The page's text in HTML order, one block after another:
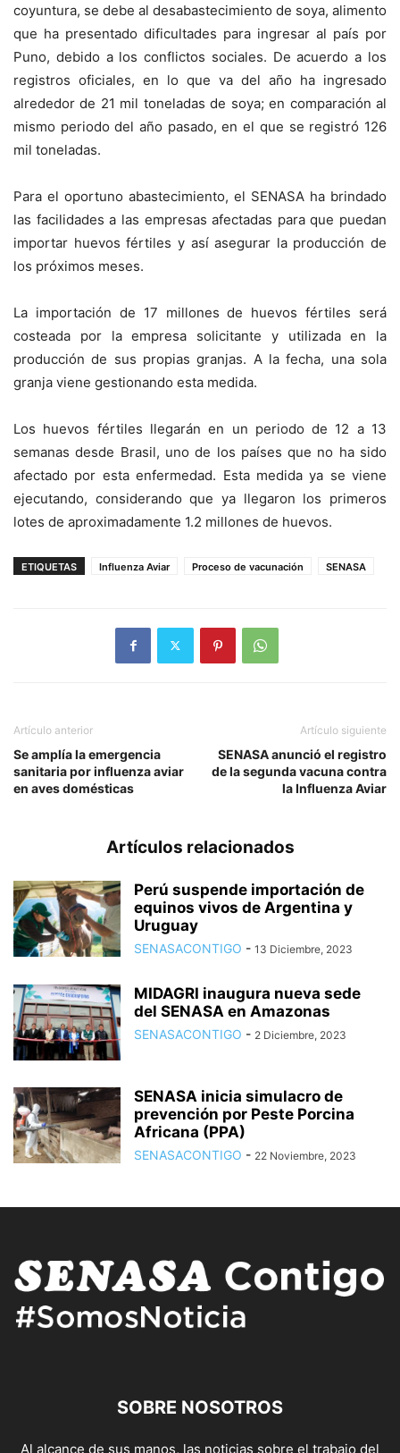
coyuntura, se debe al desabastecimiento de soya, alimento
que ha presentado dificultades para ingresar al país por
Puno, debido a los conflictos sociales. De acuerdo a los
registros oficiales, en lo que va del año ha ingresado
alrededor de 21 mil toneladas de soya; en comparación al
mismo periodo del año pasado, en el que se registró 126
mil toneladas.
Para el oportuno abastecimiento, el SENASA ha brindado
las facilidades a las empresas afectadas para que puedan
importar huevos fértiles y así asegurar la producción de
los próximos meses.
La importación de 17 millones de huevos fértiles será
costeada por la empresa solicitante y utilizada en la
producción de sus propias granjas. A la fecha, una sola
granja viene gestionando esta medida.
Los huevos fértiles llegarán en un periodo de 12 a 13
semanas desde Brasil, uno de los países que no ha sido
afectado por esta enfermedad. Esta medida ya se viene
ejecutando, considerando que ya llegaron los primeros
lotes de aproximadamente 1.2 millones de huevos.
ETIQUETAS Influenza Aviar Proceso de vacunación SENASA
Artículo anterior
Se amplía la emergencia
sanitaria por influenza aviar
en aves domésticas
Artículo siguiente
SENASA anunció el registro
de la segunda vacuna contra
la Influenza Aviar
Artículos relacionados
Perú suspende importación de
equinos vivos de Argentina y
Uruguay
SENASACONTIGO - 13 Diciembre, 2023
MIDAGRI inaugura nueva sede
del SENASA en Amazonas
SENASACONTIGO - 2 Diciembre, 2023
SENASA inicia simulacro de
prevención por Peste Porcina
Africana (PPA)
SENASACONTIGO - 22 Noviembre, 2023
SOBRE NOSOTROS
Al alcance de sus manos, las noticias sobre el trabajo del